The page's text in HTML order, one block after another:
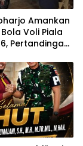
Amankan
Voli Piala
Pertandingan